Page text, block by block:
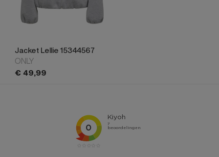
Jacket Lellie 15344567
ONLY
€ 49,99